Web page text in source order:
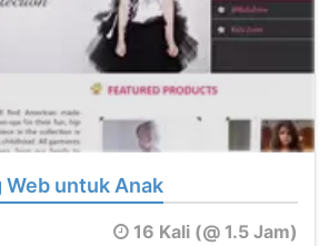
Web untuk Anak
16 Kali (@ 1.5 Jam)